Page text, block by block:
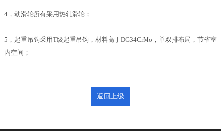
4，动滑轮所有采用热轧滑轮；
5，起重吊钩采用T级起重吊钩，材料高于DG34CrMo，单双排布局，节省室
内空间；
返回上级